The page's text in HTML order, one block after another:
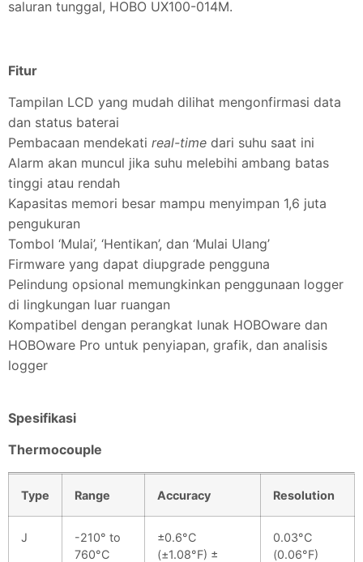
saluran tunggal, HOBO UX100-014M.
Fitur
Tampilan LCD yang mudah dilihat mengonfirmasi data
dan status baterai
Pembacaan mendekati real-time dari suhu saat ini
Alarm akan muncul jika suhu melebihi ambang batas
tinggi atau rendah
Kapasitas memori besar mampu menyimpan 1,6 juta
pengukuran
Tombol ‘Mulai’, ‘Hentikan’, dan ‘Mulai Ulang’
Firmware yang dapat diupgrade pengguna
Pelindung opsional memungkinkan penggunaan logger
di lingkungan luar ruangan
Kompatibel dengan perangkat lunak HOBOware dan
HOBOware Pro untuk penyiapan, grafik, dan analisis
logger
Spesifikasi
Thermocouple
Type Range Accuracy Resolution
J
-210° to
760°C
±0.6°C
(±1.08°F) ±
0.03°C
(0.06°F)